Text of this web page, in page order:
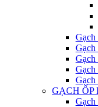
Gạch
GẠCH